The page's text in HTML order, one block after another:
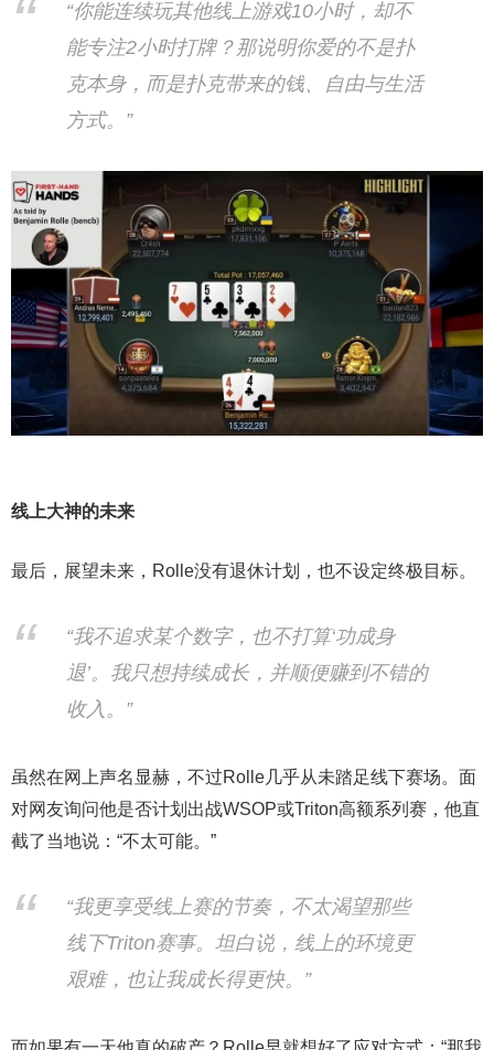
“你能连续玩其他线上游戏10小时，却不
能专注2小时打牌？那说明你爱的不是扑
克本身，而是扑克带来的钱、自由与生活
方式。”
线上大神的未来
最后，展望未来，Rolle没有退休计划，也不设定终极目标。
“我不追求某个数字，也不打算‘功成身
退’。我只想持续成长，并顺便赚到不错的
收入。”
虽然在网上声名显赫，不过Rolle几乎从未踏足线下赛场。面
对网友询问他是否计划出战WSOP或Triton高额系列赛，他直
截了当地说：“不太可能。”
“我更享受线上赛的节奏，不太渴望那些
线下Triton赛事。坦白说，线上的环境更
艰难，也让我成长得更快。”